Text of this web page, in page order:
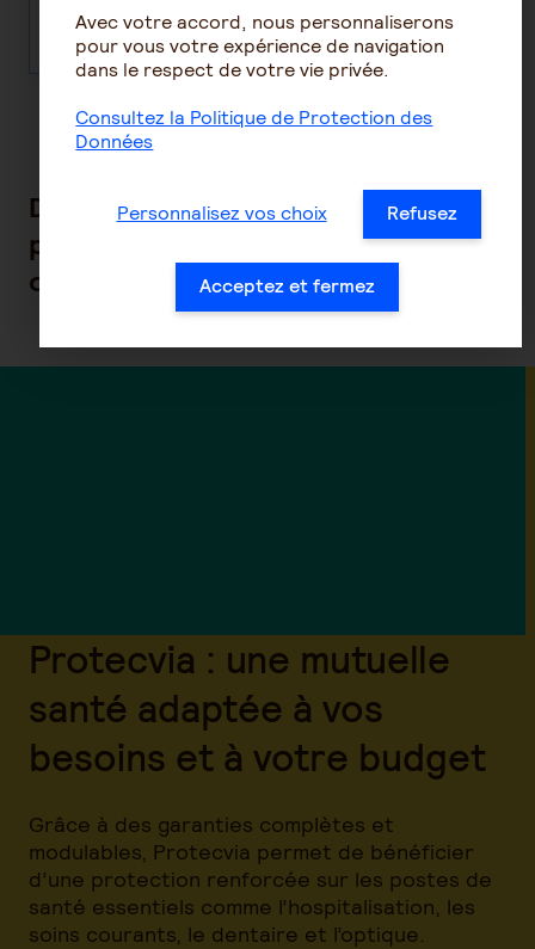
Des solutions complémentaires
pour une couverture santé
optimale
Protecvia : une mutuelle
santé adaptée à vos
besoins et à votre budget
Grâce à des garanties complètes et
modulables, Protecvia permet de bénéficier
d’une protection renforcée sur les postes de
santé essentiels comme l’hospitalisation, les
soins courants, le dentaire et l’optique.
Avec votre accord, nous personnaliserons
pour vous votre expérience de navigation
dans le respect de votre vie privée.
Consultez la Politique de Protection des
Données
Personnalisez vos choix Refusez
Acceptez et fermez